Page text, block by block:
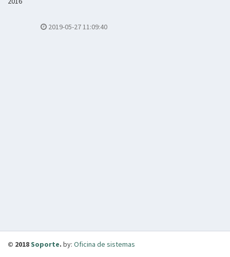
2019-05-27 11:09:40
© 2018Soporte. by: Oficina de sistemas